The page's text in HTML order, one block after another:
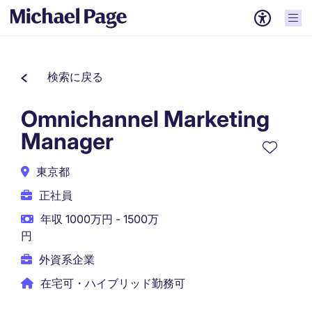
検索に戻る
Omnichannel Marketing
Manager
東京都
正社員
年収 1000万円 - 1500万
円
外資系企業
在宅可・ハイブリッド勤務可